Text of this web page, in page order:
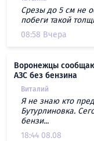
Срезы до 5 см не
побеги такой
08:58 Вчера
Воронежцы
АЗС без бензина
Виталий
Я не знаю кто
Бутурлиновка.
бензи...
18:44 08.08